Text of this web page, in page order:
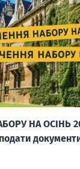
НА ОСІНЬ